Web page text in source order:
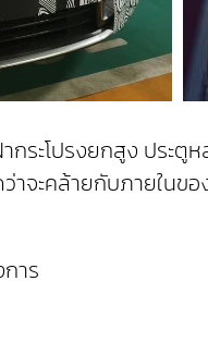
ระโปรงยกสูง ประ
าจะคล้ายกับภายใน
าร